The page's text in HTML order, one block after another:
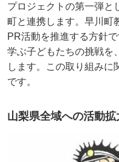
プロジェクトの第一弾と
町と連携します。早川町
PR活動を推進する方針
学ぶ子どもたちの挑戦を
します。この取り組みに
です。
山梨県全域への活動